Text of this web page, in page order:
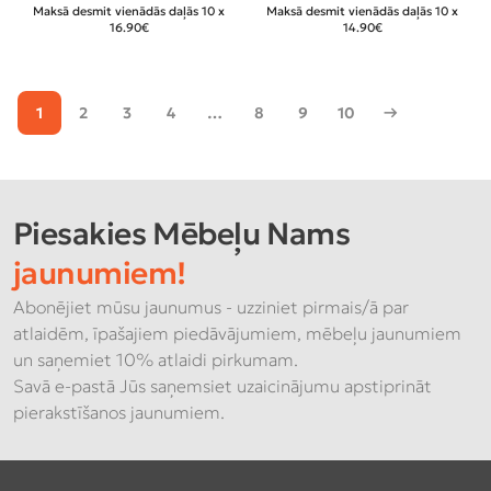
Maksā desmit vienādās daļās 10 x
16.90€
Maksā desmit vienādās daļās 10 x
14.90€
1 2 3 4 … 8 9 10 →
Piesakies Mēbeļu Nams
jaunumiem!
Abonējiet mūsu jaunumus - uzziniet pirmais/ā par
atlaidēm, īpašajiem piedāvājumiem, mēbeļu jaunumiem
un saņemiet 10% atlaidi pirkumam.
Savā e-pastā Jūs saņemsiet uzaicinājumu apstiprināt
pierakstīšanos jaunumiem.